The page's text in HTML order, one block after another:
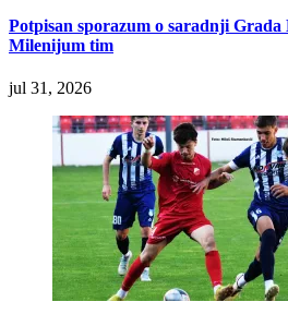
Potpisan sporazum o saradnji
Milenijum tim
jul 31, 2026